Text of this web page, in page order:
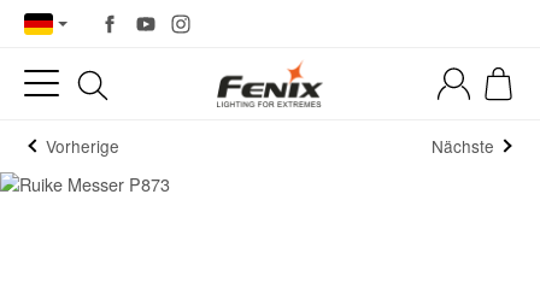
Vorherige Nächste